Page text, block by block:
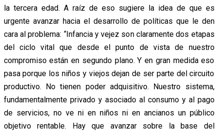
la tercera edad. A raíz de eso sugiere la idea de que es
urgente avanzar hacia el desarrollo de políticas que le den
cara al problema: “Infancia y vejez son claramente dos etapas
del ciclo vital que desde el punto de vista de nuestro
compromiso están en segundo plano. Y en gran medida eso
pasa porque los niños y viejos dejan de ser parte del circuito
productivo. No tienen poder adquisitivo. Nuestro sistema,
fundamentalmente privado y asociado al consumo y al pago
de servicios, no ve ni en niños ni en ancianos un público
objetivo rentable. Hay que avanzar sobre la base del